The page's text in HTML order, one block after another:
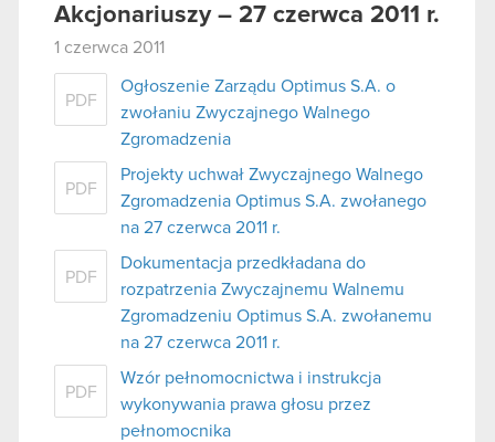
Akcjonariuszy – 27 czerwca 2011 r.
1 czerwca 2011
PDF
Ogłoszenie Zarządu Optimus S.A. o
zwołaniu Zwyczajnego Walnego
Zgromadzenia
PDF
Projekty uchwał Zwyczajnego Walnego
Zgromadzenia Optimus S.A. zwołanego
na 27 czerwca 2011 r.
PDF
Dokumentacja przedkładana do
rozpatrzenia Zwyczajnemu Walnemu
Zgromadzeniu Optimus S.A. zwołanemu
na 27 czerwca 2011 r.
PDF
Wzór pełnomocnictwa i instrukcja
wykonywania prawa głosu przez
pełnomocnika